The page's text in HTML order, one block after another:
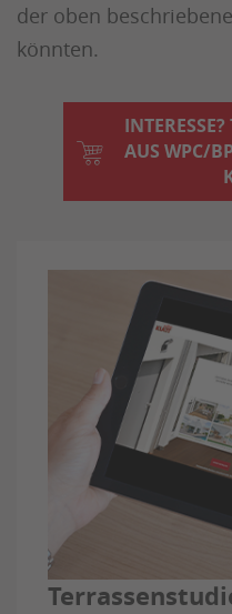
der oben
könnten.
AUS WPC/